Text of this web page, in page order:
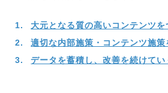
大元となる質の高いコンテンツを
適切な内部施策・コンテンツ施策
データを蓄積し、改善を続けてい